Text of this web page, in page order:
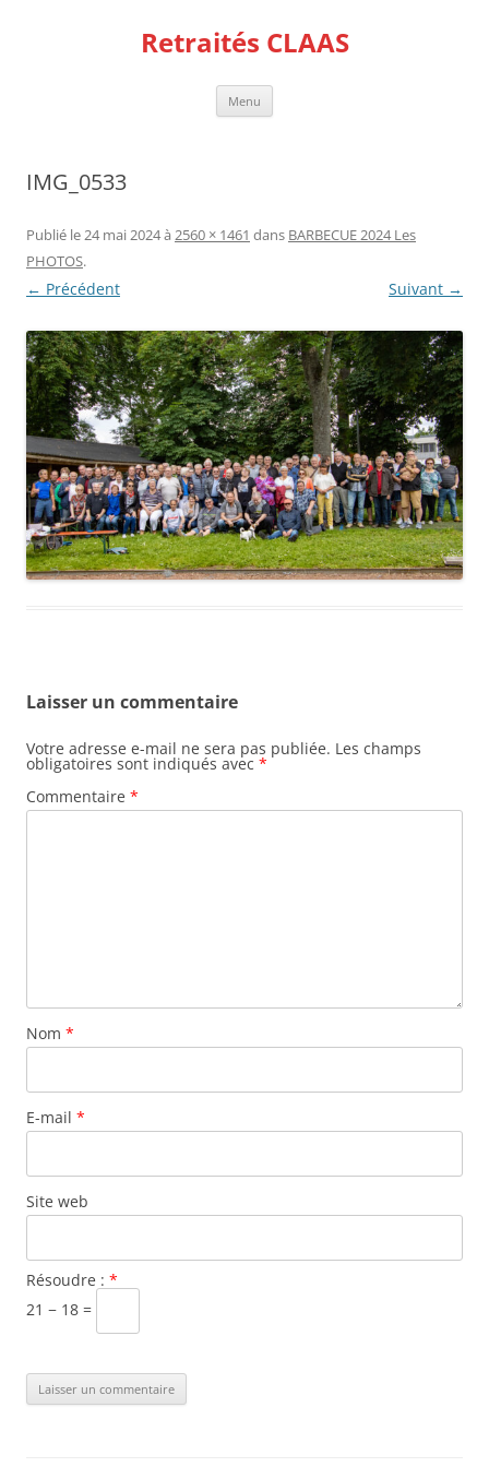
Retraités CLAAS
Menu
IMG_0533
Publié le24 mai 2024à 2560 × 1461 dans BARBECUE 2024 Les
PHOTOS.
← Précédent Suivant →
Laisser un commentaire
Votre adresse e-mail ne sera pas publiée. Les champs
obligatoires sont indiqués avec *
Commentaire *
Nom *
E-mail *
Site web
Résoudre : *
21 − 18 =